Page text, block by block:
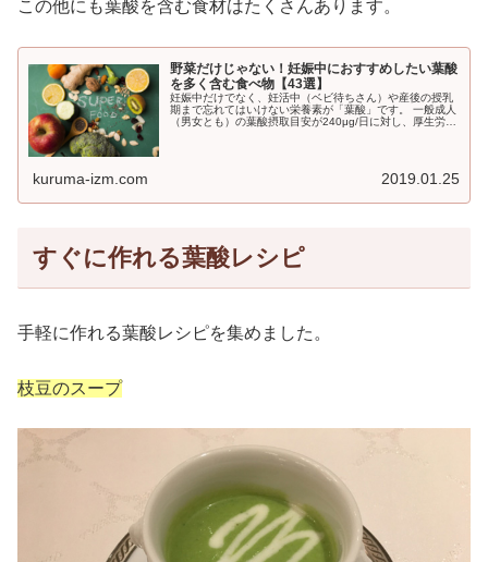
この他にも葉酸を含む食材はたくさんあります。
野菜だけじゃない！妊娠中におすすめしたい葉酸
を多く含む食べ物【43選】
妊娠中だけでなく、妊活中（ベビ待ちさん）や産後の授乳
期まで忘れてはいけない栄養素が「葉酸」です。 一般成人
（男女とも）の葉酸摂取目安が240μg/日に対し、厚生労働
kuruma-izm.com 2019.01.25
すぐに作れる葉酸レシピ
手軽に作れる葉酸レシピを集めました。
枝豆のスープ